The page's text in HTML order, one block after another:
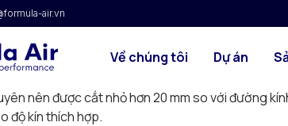
air.vn
Về chúng tôi Dự án
kèm nón cao su
làm bằng cao su EPDM đúc có thể lắp trên mọi
chỉnh theo bề mặt mái và sản phẩm này không
đường kính mong muốn tùy thuộc vào ống
nên được cắt nhỏ hơn 20 mm so với đường
độ kín thích hợp.